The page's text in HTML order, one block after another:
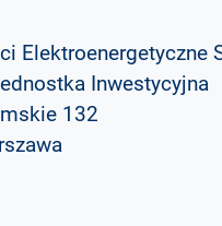
Elektroenergetyczne
Inwestycyjna
132